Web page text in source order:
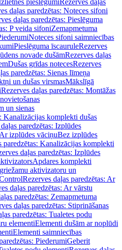
pieslēgumiRezerves daļas
daļas paredzētas: Noteces sifoni
daļas paredzētas: Pieslēguma
P veida sifoniZemapmetuma
Noteces sifoni saimniecības
Pieslēguma īscauruleRezerves
novade dušāmRezerves daļas
Dušas grīdas notecesRezerves
paredzētas: Sienas līmeņa
un dušas virsmasMākslīgā
Rezerves daļas paredzētas: Montāžas
un sienas
Kanalizācijas komplekti dušas
paredzētas: Izplūdes
izplūdes vāciņuBez izplūdes
paredzētas: Kanalizācijas komplekti
daļas paredzētas: Izplūdes
Apdares komplekti
aktivizatoru un
Rezerves daļas paredzētas: Ar
daļas paredzētas: Ar vārstu
paredzētas: Zemapmetuma
daļas paredzētas: Stiprināšanas
paredzētas: Tualetes podu
elementiElementi dušām ar noplūdi
Elementi saimniecības
PiederumiGeberit